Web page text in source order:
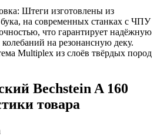
Штеги изготовлены из
на современных станках с ЧПУ
что гарантирует надёжную
на резонансную деку.
Multiplex из слоёв твёрдых пород
Bechstein A 160
товара